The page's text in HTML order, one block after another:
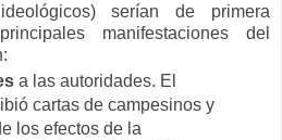
serían de primera
manifestaciones del
a las autoridades. El
cartas de campesinos y
los efectos de la